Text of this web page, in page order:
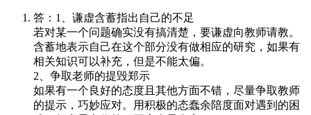
答：1、谦虚含蓄指出自己的不足
若对某一个问题确实没有搞清楚，要谦虚向教师请教。
含蓄地表示自己在这个部分没有做相应的研究，如果有
相关知识可以补充，但是不能太偏。
2、争取老师的提毁郑示
如果有一个良好的态度且其他方面不错，尽量争取教师
的提示，巧妙应对。用积极的态蠢余陪度面对遇到的困